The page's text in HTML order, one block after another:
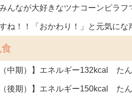
んなが大好きなツナコーンピラ
ね！！「おかわり！」と元気にな
（中期）】エネルギー132kcal た
（後期）】エネルギー150kcal た